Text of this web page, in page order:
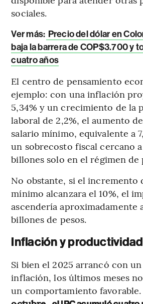
sociales.
Ver más: Precio del dólar en
baja la barrera de COP$3.700 y
cuatro años
El centro de pensamiento
ejemplo: con una inflación
5,34% y un crecimiento de la
laboral de 2,2%, el aumento
salario mínimo, equivalente a
un sobrecosto fiscal cercano a
billones solo en el régimen de
No obstante, si el incremento
mínimo alcanzara el 10%, el
ascendería aproximadamente
billones de pesos.
Inflación y productividad
Si bien el 2025 arrancó con
inflación, los últimos meses
un comportamiento favorable.